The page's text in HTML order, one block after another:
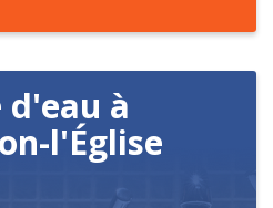
d'eau à
l'Église